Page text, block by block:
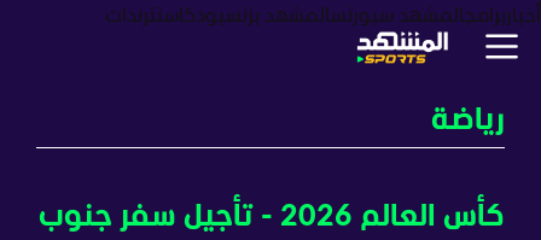
أخبار برامجالمشهد سبورتسالمشهد بزنسبودكاستترندات
رياضة
كأس العالم 2026 - تأجيل سفر جنوب